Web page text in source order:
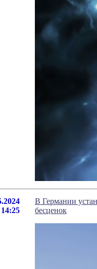
14:25
В Германии
бесценок